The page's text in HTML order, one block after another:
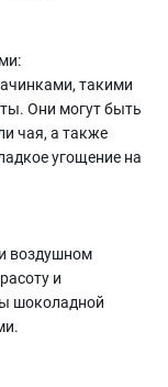
такими
Они могут быть
чая, а также
угощение на
воздушном
и
шоколадной